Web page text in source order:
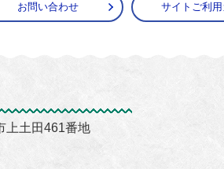
お問い合わせ サイトご利
上土田461番地